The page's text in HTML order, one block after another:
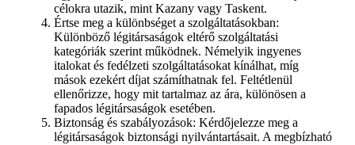
célokra utazik, mint Kazany vagy Taskent.
Értse meg a különbséget a szolgáltatásokban:
Különböző légitársaságok eltérő szolgáltatási
kategóriák szerint működnek. Némelyik ingyenes
italokat és fedélzeti szolgáltatásokat kínálhat, míg
mások ezekért díjat számíthatnak fel. Feltétlenül
ellenőrizze, hogy mit tartalmaz az ára, különösen a
fapados légitársaságok esetében.
Biztonság és szabályozások: Kérdőjelezze meg a
légitársaságok biztonsági nyilvántartásait. A megbízható